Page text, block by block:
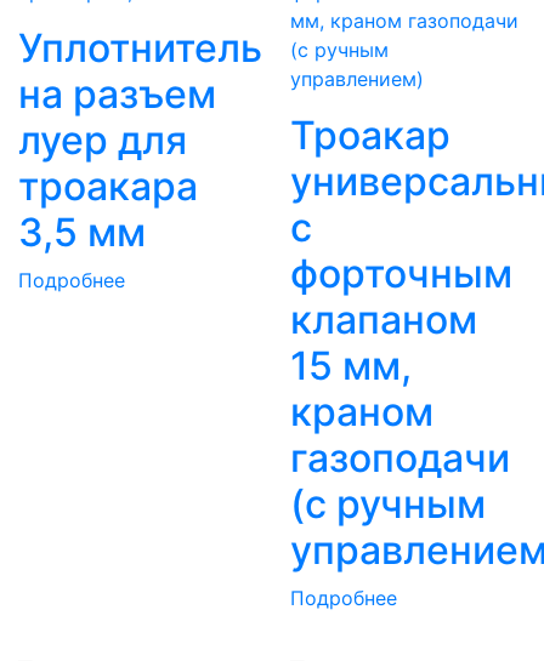
Уплотнитель
на разъем
луер для
троакара
3,5 мм
Подробнее
Троакар
с
форточным
клапаном
15 мм,
краном
газоподачи
(с ручным
Подробнее